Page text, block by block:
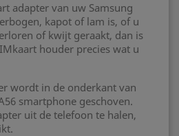
adapter van uw Samsung
kapot of lam is, of u
of kwijt geraakt, dan is
houder precies wat u
wordt in de onderkant van
smartphone geschoven.
uit de telefoon te halen,